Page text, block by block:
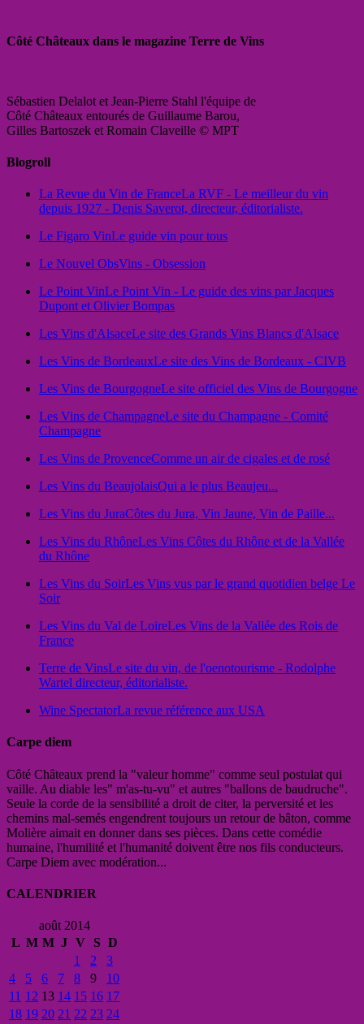
Côté Châteaux dans le magazine Terre de Vins
Sébastien Delalot et Jean-Pierre Stahl l'équipe de
Côté Châteaux entourés de Guillaume Barou,
Gilles Bartoszek et Romain Claveille © MPT
Blogroll
La Revue du Vin de FranceLa RVF - Le meilleur du vin
depuis 1927 - Denis Saverot, directeur, éditorialiste.
Le Figaro VinLe guide vin pour tous
Le Nouvel ObsVins - Obsession
Le Point VinLe Point Vin - Le guide des vins par Jacques
Dupont et Olivier Bompas
Les Vins d'AlsaceLe site des Grands Vins Blancs d'Alsace
Les Vins de BordeauxLe site des Vins de Bordeaux - CIVB
Les Vins de BourgogneLe site officiel des Vins de Bourgogne
Les Vins de ChampagneLe site du Champagne - Comité
Champagne
Les Vins de ProvenceComme un air de cigales et de rosé
Les Vins du BeaujolaisQui a le plus Beaujeu...
Les Vins du JuraCôtes du Jura, Vin Jaune, Vin de Paille...
Les Vins du RhôneLes Vins Côtes du Rhône et de la Vallée
du Rhône
Les Vins du SoirLes Vins vus par le grand quotidien belge Le
Soir
Les Vins du Val de LoireLes Vins de la Vallée des Rois de
France
Terre de VinsLe site du vin, de l'oenotourisme - Rodolphe
Wartel directeur, éditorialiste.
Wine SpectatorLa revue référence aux USA
Carpe diem
Côté Châteaux prend la "valeur homme" comme seul postulat qui
vaille. Au diable les" m'as-tu-vu" et autres "ballons de baudruche".
Seule la corde de la sensibilité a droit de citer, la perversité et les
chemins mal-semés engendrent toujours un retour de bâton, comme
Molière aimait en donner dans ses pièces. Dans cette comédie
humaine, l'humilité et l'humanité doivent être nos fils conducteurs.
Carpe Diem avec modération...
CALENDRIER
août 2014
L M M J V S D
1
2
3
4
5 6 7 8 9
10
11 12 13 14 15 16 17
18 19 20 21 22 23 24